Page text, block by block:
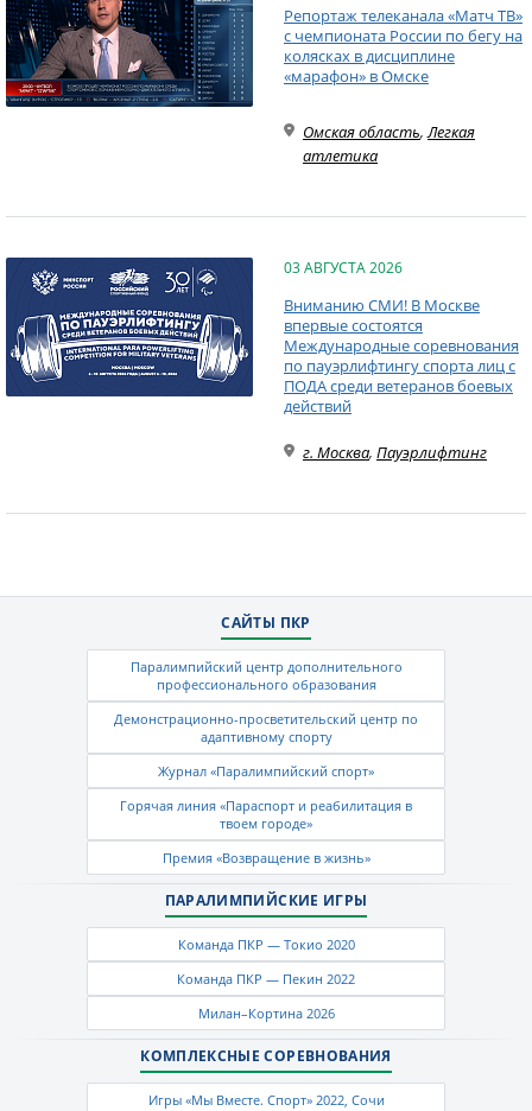
Репортаж телеканала «Матч ТВ»
с чемпионата России по бегу на
колясках в дисциплине
«марафон» в Омске
Омская область,Легкая
атлетика
03 АВГУСТА 2026
Вниманию СМИ! В Москве
впервые состоятся
Международные соревнования
по пауэрлифтингу спорта лиц с
ПОДА среди ветеранов боевых
действий
г. Москва, Пауэрлифтинг
САЙТЫ ПКР
Паралимпийский центр дополнительного
профессионального образования
Демонстрационно-просветительский центр по
адаптивному спорту
Журнал «Паралимпийский спорт»
Горячая линия «Параспорт и реабилитация в
твоем городе»
Премия «Возвращение в жизнь»
ПАРАЛИМПИЙСКИЕ ИГРЫ
Команда ПКР — Токио 2020
Команда ПКР — Пекин 2022
Милан–Кортина 2026
КОМПЛЕКСНЫЕ СОРЕВНОВАНИЯ
Игры «Мы Вместе. Спорт» 2022, Сочи